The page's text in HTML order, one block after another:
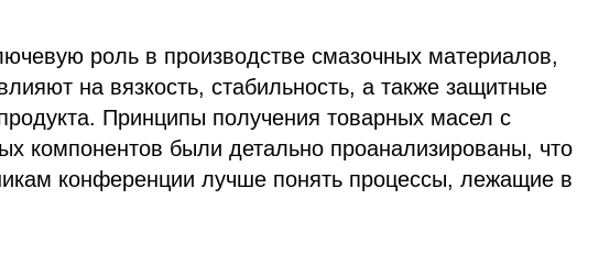
роль в производстве смазочных материалов,
на вязкость, стабильность, а также защитные
продукта. Принципы получения товарных масел с
компонентов были детально проанализированы, что
конференции лучше понять процессы, лежащие в